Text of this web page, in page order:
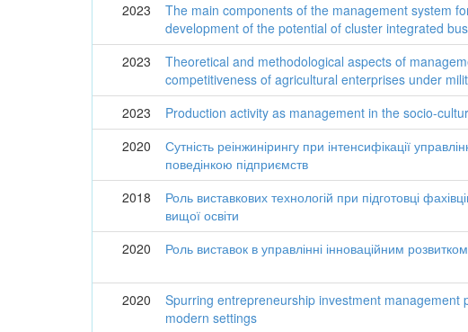
2023
The main components of the management system
development of the potential of cluster integrated
2023
Theoretical and methodological aspects of
competitiveness of agricultural enterprises under
2023 Production activity as management in the socio-
2020
Сутність реінжинірингу при інтенсифікації
поведінкою підприємств
2018
Роль виставкових технологій при підготовці
вищої освіти
2020 Роль виставок в управлінні інноваційним
2020
Spurring entrepreneurship investment management
modern settings